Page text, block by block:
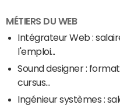
MÉTIERS DU WEB
Intégrateur Web :
l'emploi...
Sound designer :
cursus...
Ingénieur systèmes :